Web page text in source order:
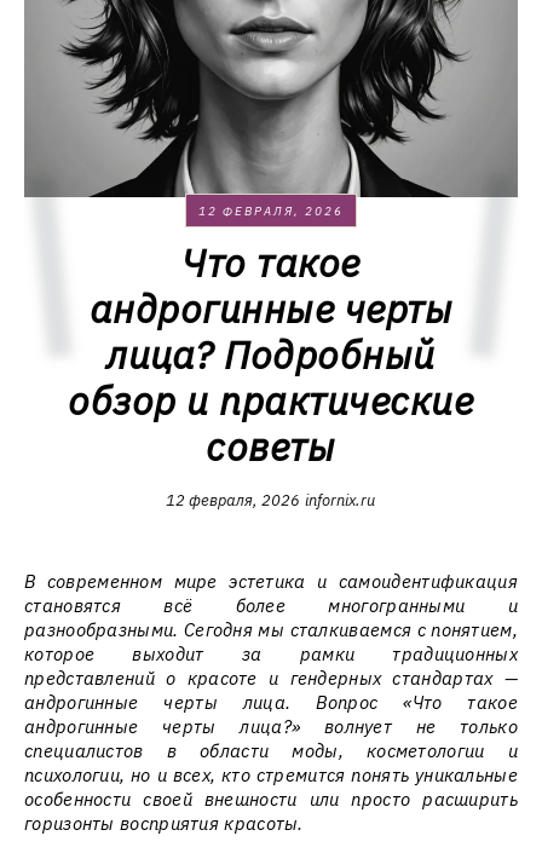
12 ФЕВРАЛЯ, 2026
Что такое
андрогинные черты
лица? Подробный
обзор и практические
советы
12 февраля, 2026 infornix.ru
В современном мире эстетика и самоидентификация
становятся всё более многогранными и
разнообразными. Сегодня мы сталкиваемся с понятием,
которое выходит за рамки традиционных
представлений о красоте и гендерных стандартах —
андрогинные черты лица. Вопрос «Что такое
андрогинные черты лица?» волнует не только
специалистов в области моды, косметологии и
психологии, но и всех, кто стремится понять уникальные
особенности своей внешности или просто расширить
горизонты восприятия красоты.